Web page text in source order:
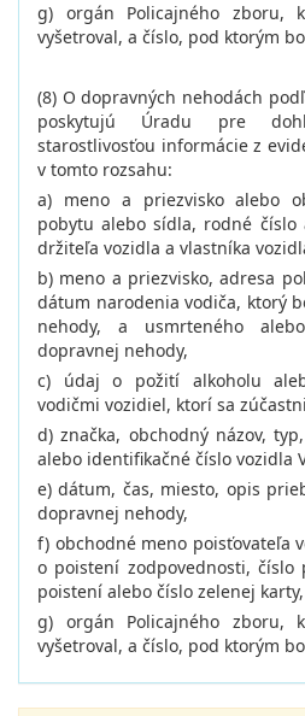
g) orgán Policajného zboru,
vyšetroval, a číslo, pod ktorým
(8) O dopravných nehodách
poskytujú Úradu pre
starostlivosťou informácie z
v tomto rozsahu:
a) meno a priezvisko alebo
pobytu alebo sídla, rodné číslo
držiteľa vozidla a vlastníka
b) meno a priezvisko, adresa
dátum narodenia vodiča, ktorý
nehody, a usmrteného
dopravnej nehody,
c) údaj o požití alkoholu
vodičmi vozidiel, ktorí sa
d) značka, obchodný názov,
alebo identifikačné číslo vozidla
e) dátum, čas, miesto, opis
dopravnej nehody,
f) obchodné meno poisťovateľa
o poistení zodpovednosti,
poistení alebo číslo zelenej karty,
g) orgán Policajného zboru,
vyšetroval, a číslo, pod ktorým